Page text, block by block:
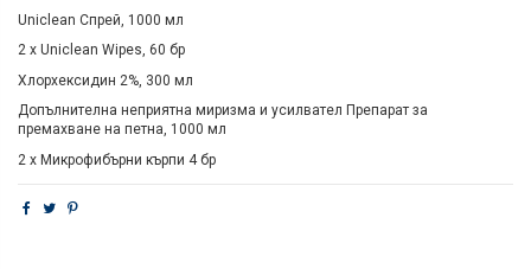
Uniclean Спрей, 1000 мл
2 х Uniclean Wipes, 60 бр
Хлорхексидин 2%, 300 мл
Допълнителна неприятна миризма и усилвател Препарат за
премахване на петна, 1000 мл
2 х Микрофибърни кърпи 4 бр